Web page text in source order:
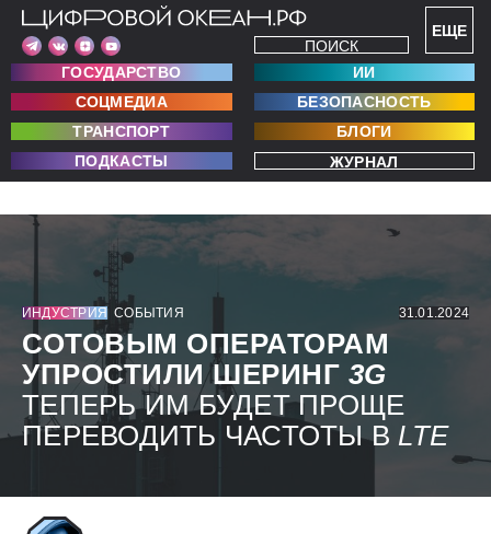
ЕЩЕ
ПОИСК
ГОСУДАРСТВО
ИИ
СОЦМЕДИА
БЕЗОПАСНОСТЬ
ТРАНСПОРТ
БЛОГИ
ПОДКАСТЫ
ЖУРНАЛ
ИНДУСТРИЯ СОБЫТИЯ 31.01.2024
СОТОВЫМ ОПЕРАТОРАМ
УПРОСТИЛИ ШЕРИНГ 3G
ТЕПЕРЬ ИМ БУДЕТ ПРОЩЕ
ПЕРЕВОДИТЬ ЧАСТОТЫ В LTE